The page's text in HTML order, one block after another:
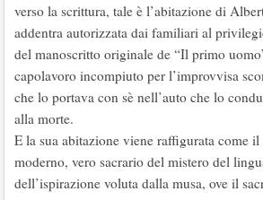
verso la scrittura, tale è l’abitazione di
addentra autorizzata dai familiari al
del manoscritto originale de “Il primo
capolavoro incompiuto per l’improvvisa
che lo portava con sè nell’auto che lo
alla morte.
E la sua abitazione viene raffigurata come
moderno, vero sacrario del mistero del
dell’ispirazione voluta dalla musa, ove il